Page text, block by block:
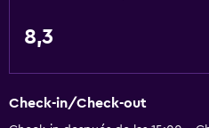
8,3
Check-in/Check-out